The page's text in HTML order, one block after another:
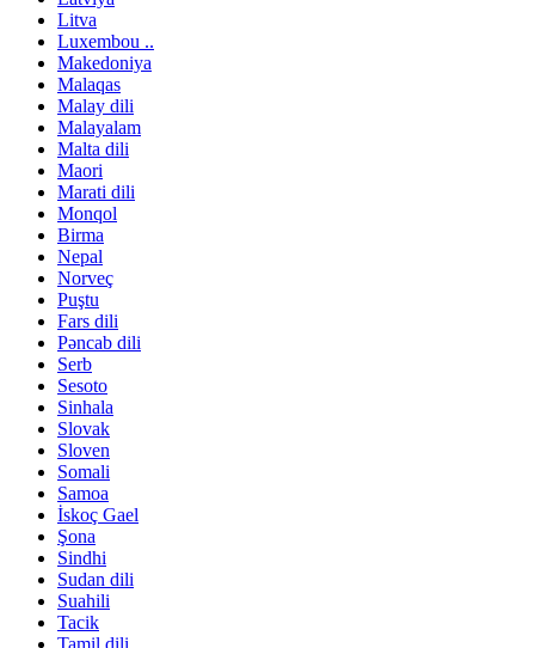
Litva
Luxembou ..
Makedoniya
Malaqas
Malay dili
Malayalam
Malta dili
Maori
Marati dili
Monqol
Birma
Nepal
Norveç
Puştu
Fars dili
Pəncab dili
Serb
Sesoto
Sinhala
Slovak
Sloven
Somali
Samoa
İskoç Gael
Şona
Sindhi
Sudan dili
Suahili
Tacik